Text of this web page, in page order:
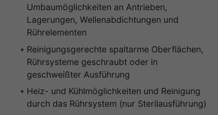
Umbaumöglichkeiten an Antrieben,
Lagerungen, Wellenabdichtungen und
Rührelementen
Reinigungsgerechte spaltarme Oberflächen,
Rührsysteme geschraubt oder in
geschweißter Ausführung
Heiz- und Kühlmöglichkeiten und Reinigung
durch das Rührsystem (nur Sterilausführung)